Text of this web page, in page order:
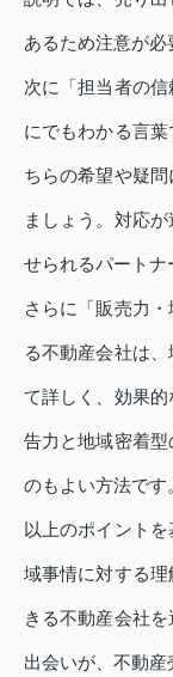
あるため注意が必
次に「担当者の
にでもわかる言
ちらの希望や疑
ましょう。対応
せられるパートナ
さらに「販売力
る不動産会社は
て詳しく、効果
告力と地域密着
のもよい方法です
以上のポイント
域事情に対する
きる不動産会社
出会いが、不動産